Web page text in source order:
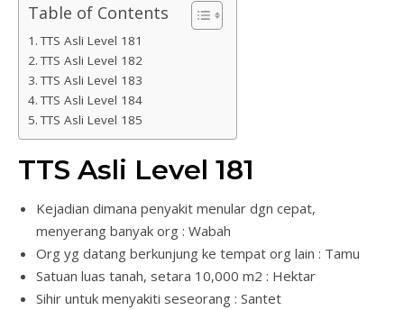
Table of Contents
TTS Asli Level 181
TTS Asli Level 182
TTS Asli Level 183
TTS Asli Level 184
TTS Asli Level 185
TTS Asli Level 181
Kejadian dimana penyakit menular dgn cepat,
menyerang banyak org : Wabah
Org yg datang berkunjung ke tempat org lain : Tamu
Satuan luas tanah, setara 10,000 m2 : Hektar
Sihir untuk menyakiti seseorang : Santet